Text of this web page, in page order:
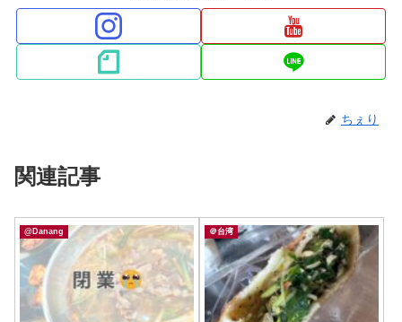
ちぇり
関連記事
@Danang ＠台湾